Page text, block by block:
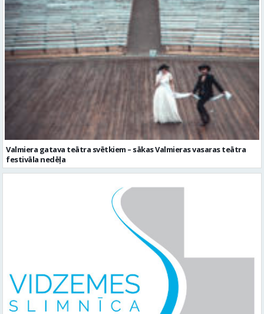
Valmiera gatava teātra svētkiem – sākas Valmieras vasaras teātra
festivāla nedēļa